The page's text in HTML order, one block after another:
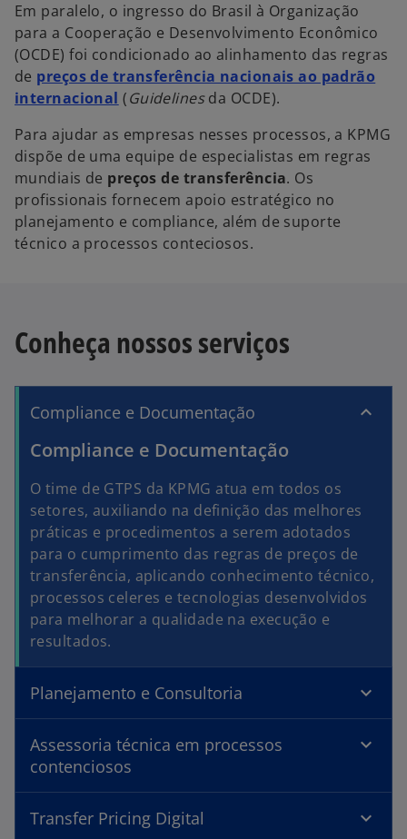
Em paralelo, o ingresso do Brasil à Organização
para a Cooperação e Desenvolvimento Econômico
(OCDE) foi condicionado ao alinhamento das regras
de preços de transferência nacionais ao padrão
internacional (Guidelinesda OCDE).
Para ajudar as empresas nesses processos, a KPMG
dispõe de uma equipe de especialistas em regras
mundiais de preços de transferência. Os
profissionais fornecem apoio estratégico no
planejamento e compliance, além de suporte
técnico a processos conteciosos.
Conheça nossos serviços
Compliance e Documentação
Compliance e Documentação
O time de GTPS da KPMG atua em todos os
setores, auxiliando na definição das melhores
práticas e procedimentos a serem adotados
para o cumprimento das regras de preços de
transferência, aplicando conhecimento técnico,
processos celeres e tecnologias desenvolvidos
para melhorar a qualidade na execução e
resultados.
Planejamento e Consultoria
Assessoria técnica em processos
contenciosos
Transfer Pricing Digital